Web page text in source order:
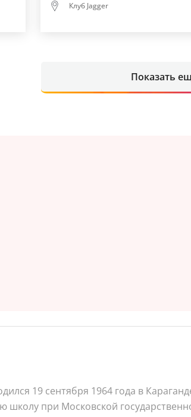
Клуб Jagger
Показать
19 сентября 1964 года в
при Московской